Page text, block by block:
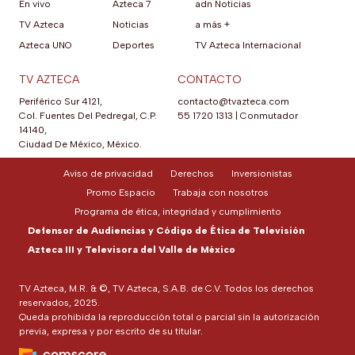
En vivo
TV Azteca
Azteca UNO
Azteca 7
Noticias
Deportes
adn Noticias
a más +
TV Azteca Internacional
TV AZTECA
Periférico Sur 4121,
Col. Fuentes Del Pedregal, C.P.
14140,
Ciudad De México, México.
CONTACTO
contacto@tvazteca.com
55 1720 1313
Conmutador
TV Azteca, M.R. & ©, TV Azteca, S.A.B. de C.V. Todos los derechos
reservados, 2025.
Queda prohibida la reproducción total o parcial sin la autorización
previa, expresa y por escrito de su titular.
Aviso de privacidad Derechos
Inversionistas
Promo Espacio
Trabaja con nosotros
Programa de ética, integridad y cumplimiento
Defensor de Audiencias y Código de Ética de Televisión
Azteca III y Televisora del Valle de México